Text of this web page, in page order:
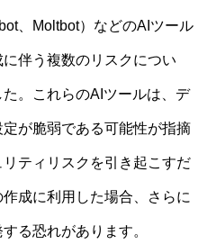
、Moltbot）などのAIツール
伴う複数のリスクについ
。これらのAIツールは、デ
が脆弱である可能性が指摘
ティリスクを引き起こすだ
成に利用した場合、さらに
る恐れがあります。